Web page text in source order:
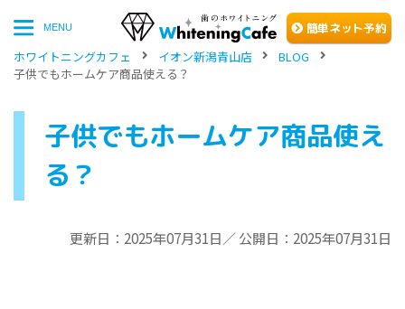
MENU 簡単ネッ ト予約
ホワイトニングカフェ イオン新潟青山店
BLOG
子供でもホームケア商品使える？
子供でもホームケア商品使え
る？
更新日：2025年07月31日／ 公開日：2025年07月31日